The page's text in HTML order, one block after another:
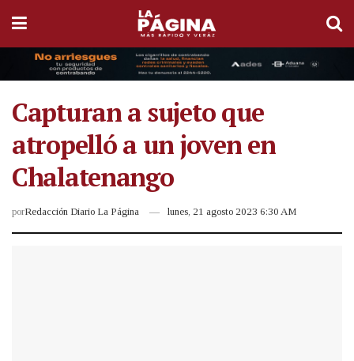
Capturan a sujeto que
atropelló a un joven en
Chalatenango
porRedacción Diario La Página lunes, 21 agosto 2023 6:30 AM